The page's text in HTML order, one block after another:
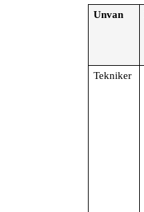
Unvan
Tekniker